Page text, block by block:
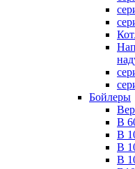
Бойлеры
B
B
B
B